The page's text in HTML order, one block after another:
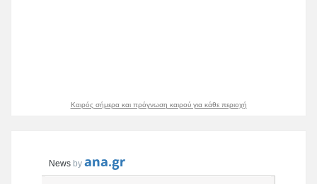
Καιρός σήμερα και πρόγνωση καιρού για κάθε περιοχή